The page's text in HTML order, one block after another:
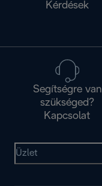
Kérdések
Segítségre van
szükséged?
Kapcsolat
Üzlet